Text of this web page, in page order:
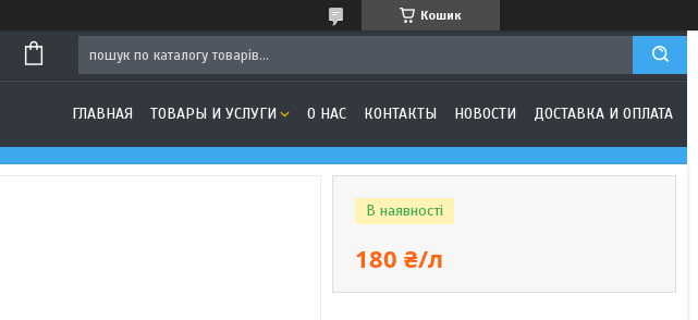
Кошик
ГЛАВНАЯ ТОВАРЫ И УСЛУГИ О НАС КОНТАКТЫ НОВОСТИ ДОСТАВКА И ОПЛАТА
В наявності
180 ₴/л